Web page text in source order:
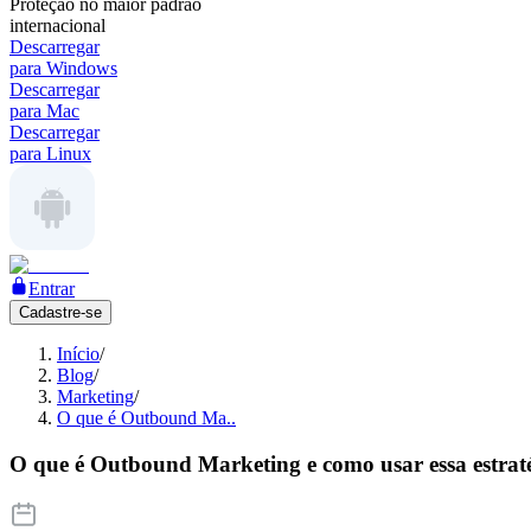
Proteção no maior padrão
internacional
Descarregar
para Windows
Descarregar
para Mac
Descarregar
para Linux
Entrar
Cadastre-se
Início/
Blog/
Marketing/
O que é Outbound Ma..
O que é Outbound Marketing e como usar essa